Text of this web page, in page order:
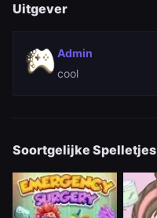
Uitgever
Admin
cool
Soortgelijke Spelletjes